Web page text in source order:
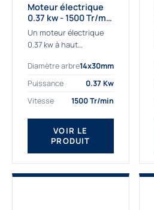
Moteur électrique
0.37 kw - 1500 Tr/min
- 230/400V - IE2
Un moteur électrique
0.37 kw à haut
applications les plus
exigeantes.
kw de référence
AGM2EL 71 M 4b...
Diamètre arbre14x30mm
Puissance
0.37 Kw
Vitesse
1500 Tr/min
VOIR LE
PRODUIT